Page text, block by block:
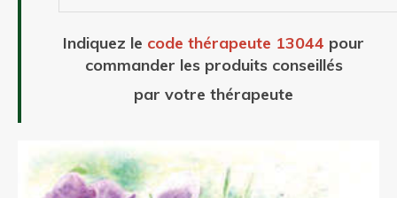
Indiquez le code thérapeute 13044 pour
commander les produits conseillés
par votre thérapeute